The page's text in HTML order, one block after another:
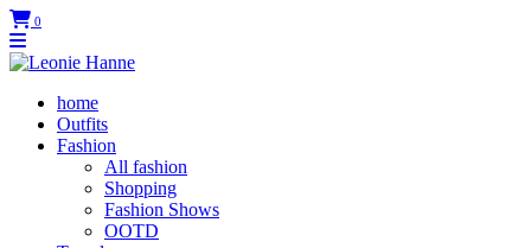
0
home
Outfits
Fashion
All fashion
Shopping
Fashion Shows
OOTD